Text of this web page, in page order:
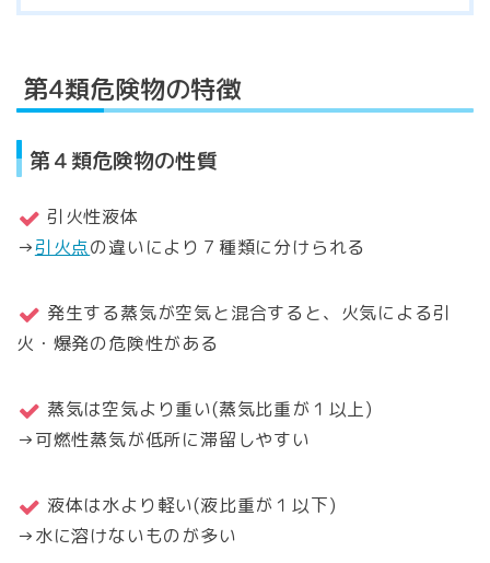
第4類危険物の特徴
第４類危険物の性質
引火性液体
→引火点の違いにより７種類に分けられる
発生する蒸気が空気と混合すると、火気による引
火・爆発の危険性がある
蒸気は空気より重い(蒸気比重が１以上)
→可燃性蒸気が低所に滞留しやすい
液体は水より軽い(液比重が１以下)
→水に溶けないものが多い